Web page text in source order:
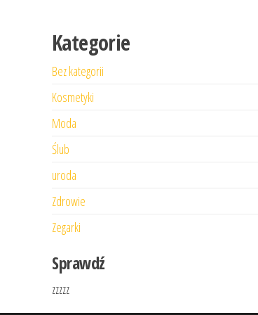
Kategorie
Bez kategorii
Kosmetyki
Moda
Ślub
uroda
Zdrowie
Zegarki
Sprawdź
zzzzz